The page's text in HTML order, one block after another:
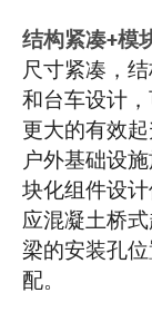
结构紧凑+模
尺寸紧凑，
和台车设计
更大的有效
户外基础设
块化组件设
应混凝土桥
梁的安装孔
配。